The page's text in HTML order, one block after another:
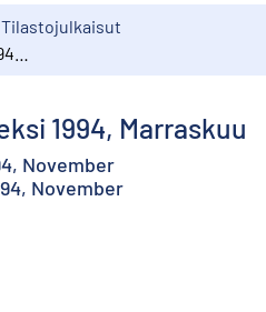
Tilastojulkaisut
1994, Marraskuu
November
November